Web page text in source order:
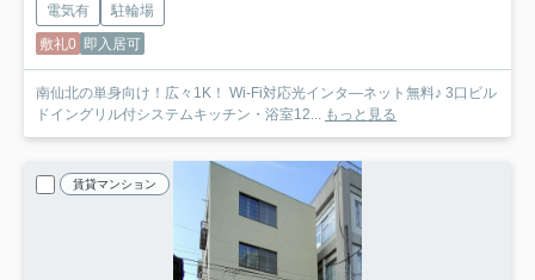
電気有
駐輪場
敷礼0 即入居可
南仙北の単身向け！広々1K！ Wi-Fi対応光インタ―ネット無料♪ 3口ビル
ドイングリル付システムキッチン・浴室12...
もっと見る
賃貸マンション